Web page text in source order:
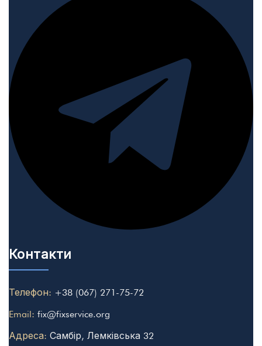
Контакти
Телефон: +38 (067) 271-75-72
Email: fix@fixservice.org
Адреса: Самбір, Лемківська 32